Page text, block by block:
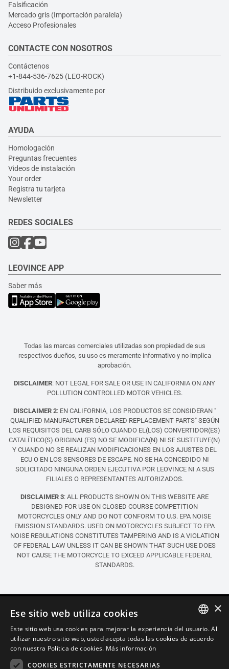
Falsificación
Mercado gris (Importación paralela)
Acceso Profesionales
CONTACTE CON NOSOTROS
Contáctenos
+1-844-536-7625 (LEO-ROCK)
Distribuido exclusivamente por
AYUDA
Homologación
Preguntas frecuentes
Videos de instalación
Your order
Registra tu tarjeta
Newsletter
REDES SOCIALES
LEOVINCE APP
Saber más
Todas las marcas comerciales utilizadas son propiedad de sus
respectivos dueños, su uso es meramente informativo y no implica
aprobación.
DISCLAIMER: NOT LEGAL FOR SALE OR USE IN CALIFORNIA ON ANY
POLLUTION CONTROLLED MOTOR VEHICLES.
DISCLAIMER 2: EN CALIFORNIA, LOS PRODUCTOS SE CONSIDERAN "
QUALIFIED MANUFACTURER DECLARED REPLACEMENT PARTS" SEGÚN
LOS REQUISITOS DEL CARB SÓLO CUANDO EL(LOS) CONVERTIDOR(ES)
CATALÍTICO(S) ORIGINAL(ES) NO SE MODIFICA(N) NI SE SUSTITUYE(N)
Y CUANDO NO SE REALIZAN MODIFICACIONES EN LOS AJUSTES DEL
ECU O EN LOS SENSORES DE ESCAPE. NO SE HA CONCEDIDO NI
SOLICITADO NINGUNA ORDEN EJECUTIVA POR LEOVINCE NI A SUS
FILIALES O REPRESENTANTES AUTORIZADOS.
DISCLAIMER 3: ALL PRODUCTS SHOWN ON THIS WEBSITE ARE
DESIGNED FOR USE ON CLOSED COURSE COMPETITION
MOTORCYCLES ONLY AND DO NOT CONFORM TO U.S. EPA NOISE
EMISSION STANDARDS. USED ON MOTORCYCLES SUBJECT TO EPA
NOISE REGULATIONS CONSTITUTES TAMPERING AND IS A VIOLATION
OF FEDERAL LAW UNLESS IT CAN BE SHOWN THAT SUCH USE DOES
NOT CAUSE THE MOTORCYCLE TO EXCEED APPLICABLE FEDERAL
STANDARDS.
ITALIAN
×
Ese sitio web utiliza cookies
Este sitio web usa cookies para mejorar la experiencia del usuario. Al
utilizar nuestro sitio web, usted acepta todas las cookies de acuerdo
con nuestra Política de cookies. Más información
COOKIES ESTRICTAMENTE NECESARIAS